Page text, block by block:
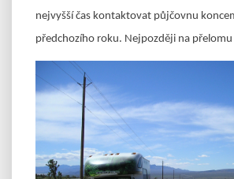
nejvyšší čas kontaktovat půjčovnu
předchozího roku. Nejpozději na přelomu